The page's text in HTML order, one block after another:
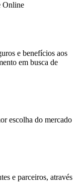
e benefícios aos
em busca de
escolha do mercado
e parceiros, através